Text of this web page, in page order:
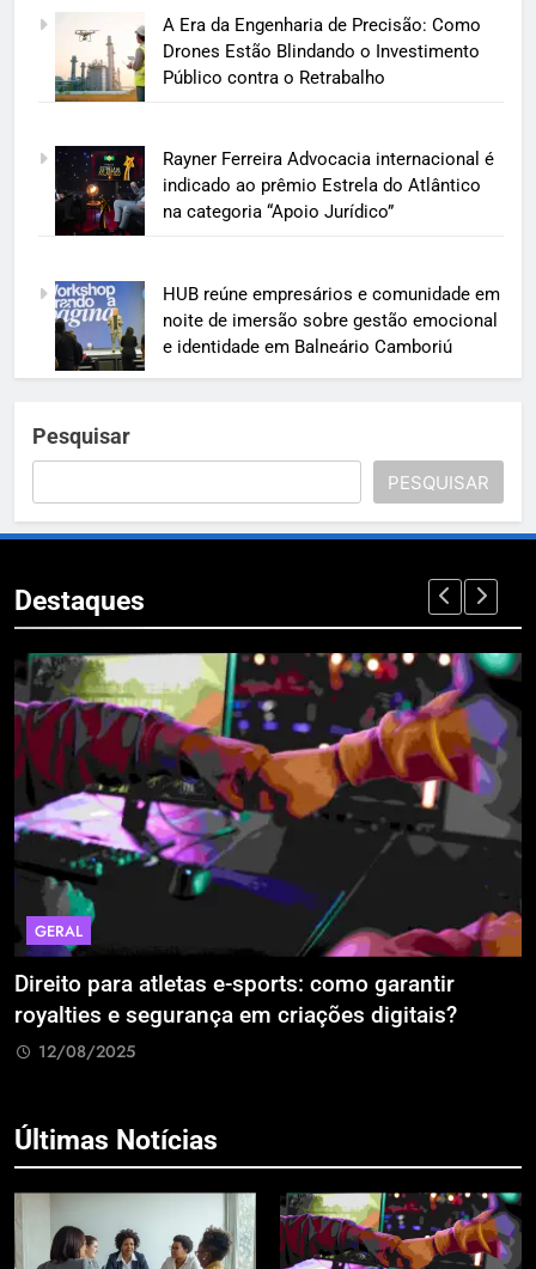
A Era da Engenharia de Precisão: Como
Drones Estão Blindando o Investimento
Público contra o Retrabalho
Rayner Ferreira Advocacia internacional é
indicado ao prêmio Estrela do Atlântico
na categoria “Apoio Jurídico”
HUB reúne empresários e comunidade em
noite de imersão sobre gestão emocional
e identidade em Balneário Camboriú
Pesquisar
PESQUISAR
Destaques
GERAL
Direito para atletas e-sports: como garantir
royalties e segurança em criações digitais?
12/08/2025
Últimas Notícias